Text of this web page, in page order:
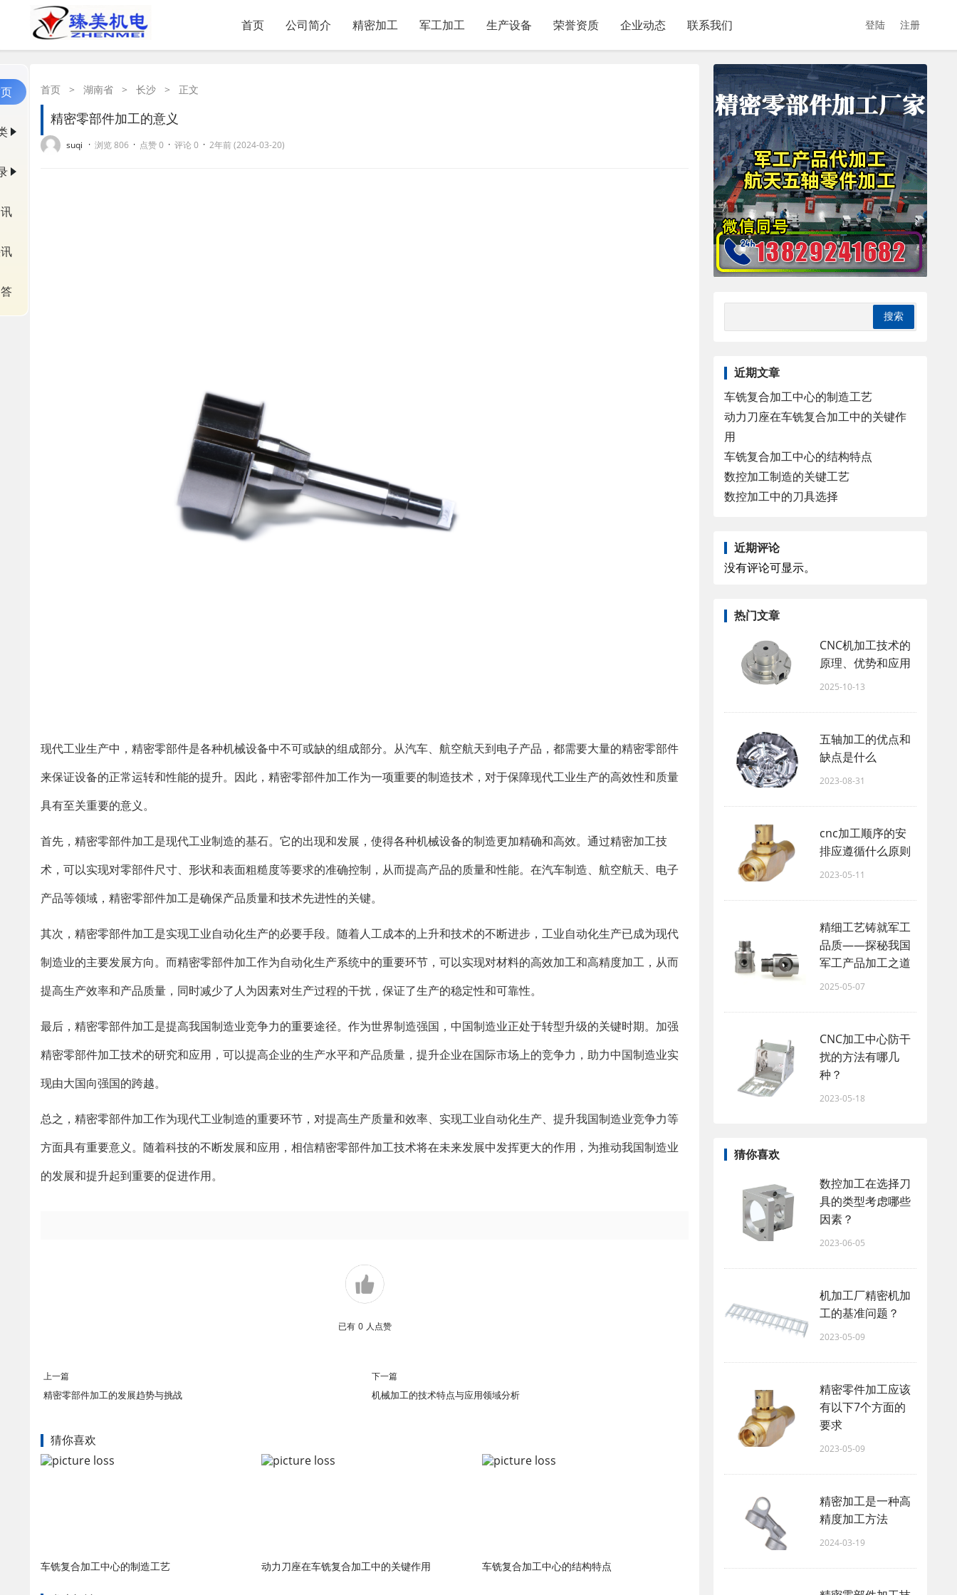
首页 公司简介 精密加工 军工加工 生产设备 荣誉资质 企业动态 联系我们 登陆 注册
首页 > 湖南省 > 长沙 > 正文
精密零部件加工的意义
suqi · 浏览 806 · 点赞 0 · 评论 0 · 2年前 (2024-03-20)
现代工业生产中，精密零部件是各种机械设备中不可或缺的组成部分。从汽车、航空航天到电子产品，都需要大量的精密零部件
来保证设备的正常运转和性能的提升。因此，精密零部件加工作为一项重要的制造技术，对于保障现代工业生产的高效性和质量
具有至关重要的意义。
首先，精密零部件加工是现代工业制造的基石。它的出现和发展，使得各种机械设备的制造更加精确和高效。通过精密加工技
术，可以实现对零部件尺寸、形状和表面粗糙度等要求的准确控制，从而提高产品的质量和性能。在汽车制造、航空航天、电子
产品等领域，精密零部件加工是确保产品质量和技术先进性的关键。
其次，精密零部件加工是实现工业自动化生产的必要手段。随着人工成本的上升和技术的不断进步，工业自动化生产已成为现代
制造业的主要发展方向。而精密零部件加工作为自动化生产系统中的重要环节，可以实现对材料的高效加工和高精度加工，从而
提高生产效率和产品质量，同时减少了人为因素对生产过程的干扰，保证了生产的稳定性和可靠性。
最后，精密零部件加工是提高我国制造业竞争力的重要途径。作为世界制造强国，中国制造业正处于转型升级的关键时期。加强
精密零部件加工技术的研究和应用，可以提高企业的生产水平和产品质量，提升企业在国际市场上的竞争力，助力中国制造业实
现由大国向强国的跨越。
总之，精密零部件加工作为现代工业制造的重要环节，对提高生产质量和效率、实现工业自动化生产、提升我国制造业竞争力等
方面具有重要意义。随着科技的不断发展和应用，相信精密零部件加工技术将在未来发展中发挥更大的作用，为推动我国制造业
的发展和提升起到重要的促进作用。
已有 0 人点赞
上一篇
精密零部件加工的发展趋势与挑战
下一篇
机械加工的技术特点与应用领域分析
猜你喜欢
车铣复合加工中心的制造工艺 动力刀座在车铣复合加工中的关键作用 车铣复合加工中心的结构特点
近期文章
车铣复合加工中心的制造工艺
动力刀座在车铣复合加工中的关键作
用
车铣复合加工中心的结构特点
数控加工制造的关键工艺
数控加工中的刀具选择
近期评论
没有评论可显示。
热门文章
CNC机加工技术的
原理、优势和应用
2025-10-13
五轴加工的优点和
缺点是什么
2023-08-31
cnc加工顺序的安
排应遵循什么原则
2023-05-11
精细工艺铸就军工
品质——探秘我国
军工产品加工之道
2025-05-07
CNC加工中心防干
扰的方法有哪几
种？
2023-05-18
猜你喜欢
数控加工在选择刀
具的类型考虑哪些
因素？
2023-06-05
机加工厂精密机加
工的基准问题？
2023-05-09
精密零件加工应该
有以下7个方面的
要求
2023-05-09
精密加工是一种高
精度加工方法
2024-03-19